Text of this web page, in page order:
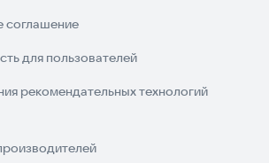
соглашение
для пользователей
рекомендательных технологий